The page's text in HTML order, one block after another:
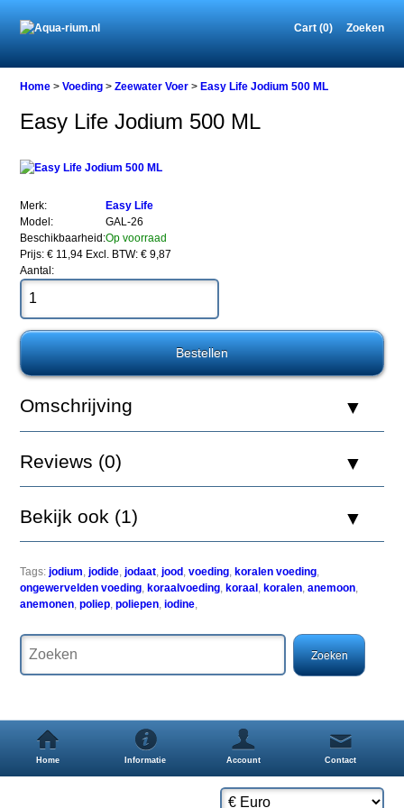
Cart (0) Zoeken
Home
Zeewater
Life
Jodium
500
ML
Easy
Life
500
een
sporenelement
dat
in
zeezout
een
eiwitafschuimer
en
Home >Voeding >Zeewater Voer >Easy Life Jodium 500 ML
Easy Life Jodium 500 ML
Merk:
Easy Life
Model:
GAL-26
Beschikbaarheid:Op voorraad
Prijs: € 11,94 Excl. BTW: € 9,87
Aantal:
Omschrijving
Reviews (0)
Bekijk ook (1)
Tags: jodium,jodide,jodaat,jood ,voeding, koralen voeding,
ongewervelden voeding, koraalvoeding, koraal , koralen,anemoon,
anemonen,poliep,poliepen,iodine,
Home Informatie Account Contact